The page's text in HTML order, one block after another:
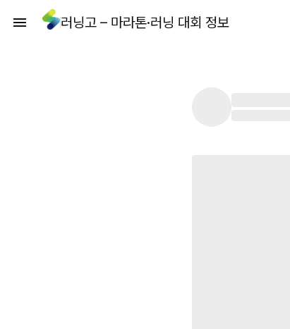
러닝고 – 마라톤·러닝 대회 정보